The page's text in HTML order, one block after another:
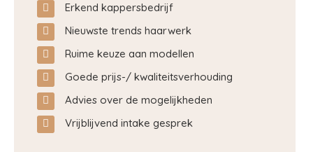
Erkend kappersbedrijf
Nieuwste trends haarwerk
Ruime keuze aan modellen
Goede prijs-/ kwaliteitsverhouding
Advies over de mogelijkheden
Vrijblijvend intake gesprek